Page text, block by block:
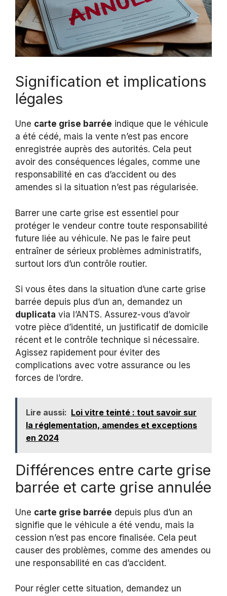
Signification et implications
légales
Une carte grise barrée indique que le véhicule
a été cédé, mais la vente n’est pas encore
enregistrée auprès des autorités. Cela peut
avoir des conséquences légales, comme une
responsabilité en cas d’accident ou des
amendes si la situation n’est pas régularisée.
Barrer une carte grise est essentiel pour
protéger le vendeur contre toute responsabilité
future liée au véhicule. Ne pas le faire peut
entraîner de sérieux problèmes administratifs,
surtout lors d’un contrôle routier.
Si vous êtes dans la situation d’une carte grise
barrée depuis plus d’un an, demandez un
duplicata via l’ANTS. Assurez-vous d’avoir
votre pièce d’identité, un justificatif de domicile
récent et le contrôle technique si nécessaire.
Agissez rapidement pour éviter des
complications avec votre assurance ou les
forces de l’ordre.
Lire aussi: Loi vitre teinté : tout savoir sur
la réglementation, amendes et exceptions
en 2024
Différences entre carte grise
barrée et carte grise annulée
Une carte grise barrée depuis plus d’un an
signifie que le véhicule a été vendu, mais la
cession n’est pas encore finalisée. Cela peut
causer des problèmes, comme des amendes ou
une responsabilité en cas d’accident.
Pour régler cette situation, demandez un